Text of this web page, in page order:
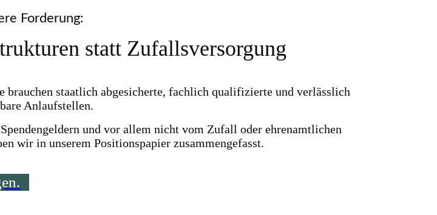
Forderung:
statt Zufallsversorgung
brauchen staatlich abgesicherte, fachlich qualifizierte und verlässlich
Anlaufstellen.
und vor allem nicht vom Zufall oder ehrenamtlichen
wir in unserem Positionspapier zusammengefasst.